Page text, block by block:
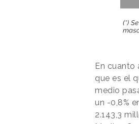
En
que es el
medio
un -0,8%
2.143,3